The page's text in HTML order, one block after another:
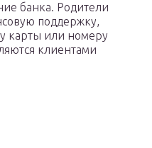
банка. Родители
поддержку,
карты или номеру
клиентами